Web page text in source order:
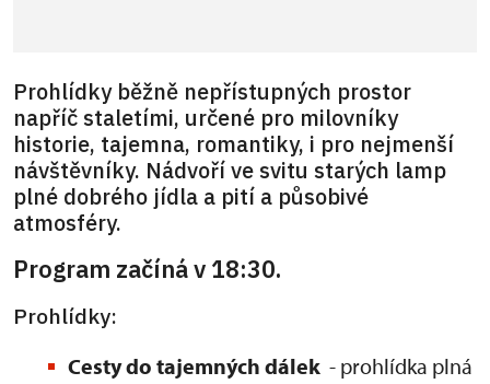
Prohlídky běžně nepřístupných prostor
napříč staletími, určené pro milovníky
historie, tajemna, romantiky, i pro nejmenší
návštěvníky. Nádvoří ve svitu starých lamp
plné dobrého jídla a pití a působivé
atmosféry.
Program začíná v 18:30.
Prohlídky:
Cesty do tajemných dálek - prohlídka plná